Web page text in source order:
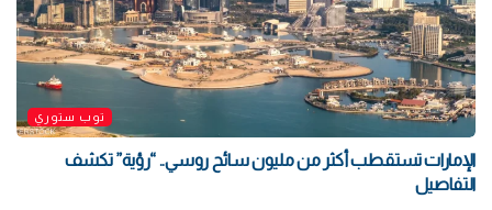
توب ستوري
الإمارات تستقطب أكثر من مليون سائح روسي.. “رؤية” تكشف
التفاصيل